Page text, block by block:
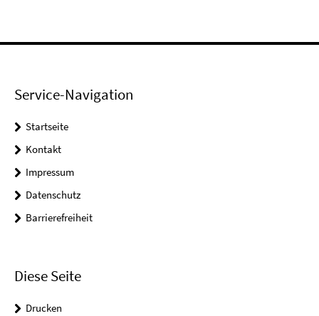
Service-Navigation
Startseite
Kontakt
Impressum
Datenschutz
Barrierefreiheit
Diese Seite
Drucken